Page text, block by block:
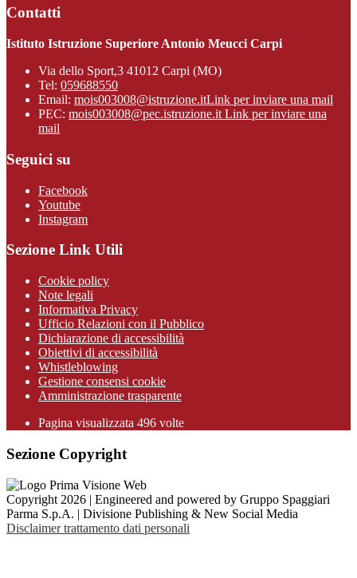
Contatti
Istituto Istruzione Superiore Antonio Meucci Carpi
Via dello Sport,3 41012 Carpi (MO)
Tel: 059688550
Email: mois003008@istruzione.itLink per inviare una mail
PEC: mois003008@pec.istruzione.it Link per inviare una
mail
Seguici su
Facebook
Youtube
Instagram
Sezione Link Utili
Cookie policy
Note legali
Informativa Privacy
Ufficio Relazioni con il Pubblico
Dichiarazione di accessibilità
Obiettivi di accessibilità
Whistleblowing
Gestione consensi cookie
Amministrazione trasparente
Pagina visualizzata 496 volte
Sezione Copyright
Copyright 2026 | Engineered and powered by Gruppo Spaggiari
Parma S.p.A. | Divisione Publishing & New Social Media
Disclaimer trattamento dati personali